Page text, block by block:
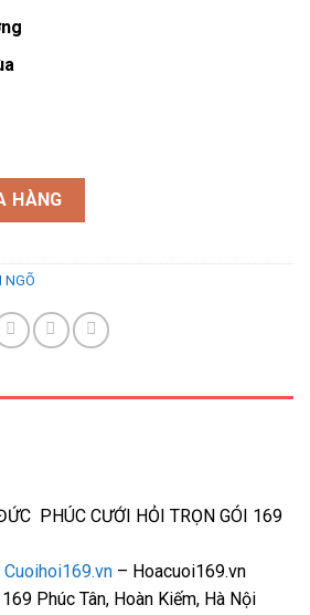
HÀNG
NGÕ
PHÚC CƯỚI HỎI TRỌN GÓI 169
Cuoihoi169.vn – Hoacuoi169.vn
Phúc Tân, Hoàn Kiếm, Hà Nội